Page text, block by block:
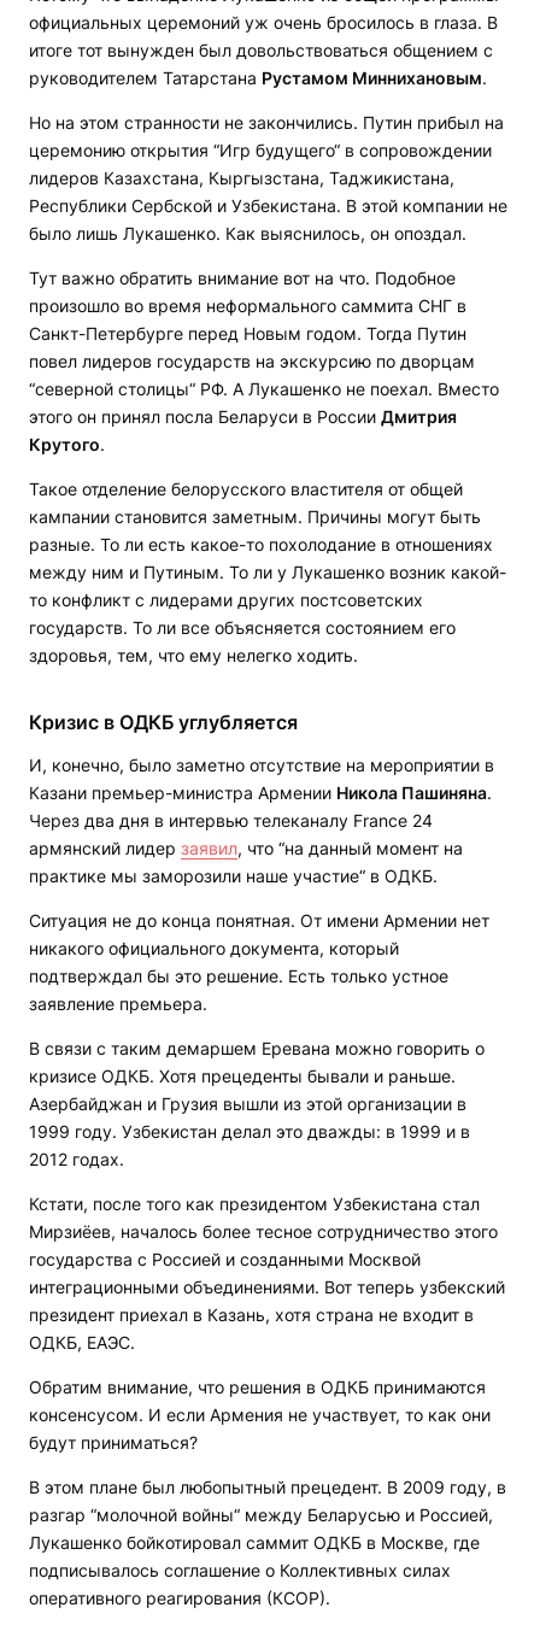
официальных церемоний уж очень бросилось в глаза. В
итоге тот вынужден был довольствоваться общением с
руководителем Татарстана Рустамом Миннихановым.
Но на этом странности не закончились. Путин прибыл на
церемонию открытия “Игр будущего“ в сопровождении
лидеров Казахстана, Кыргызстана, Таджикистана,
Республики Сербской и Узбекистана. В этой компании не
было лишь Лукашенко. Как выяснилось, он опоздал.
Тут важно обратить внимание вот на что. Подобное
произошло во время неформального саммита СНГ в
Санкт-Петербурге перед Новым годом. Тогда Путин
повел лидеров государств на экскурсию по дворцам
“северной столицы“ РФ. А Лукашенко не поехал. Вместо
этого он принял посла Беларуси в России Дмитрия
Крутого.
Такое отделение белорусского властителя от общей
кампании становится заметным. Причины могут быть
разные. То ли есть какое-то похолодание в отношениях
между ним и Путиным. То ли у Лукашенко возник какой-
то конфликт с лидерами других постсоветских
государств. То ли все объясняется состоянием его
здоровья, тем, что ему нелегко ходить.
Кризис в ОДКБ углубляется
И, конечно, было заметно отсутствие на мероприятии в
Казани премьер-министра Армении Никола Пашиняна.
Через два дня в интервью телеканалу France 24
армянский лидер заявил, что “на данный момент на
практике мы заморозили наше участие“ в ОДКБ.
Ситуация не до конца понятная. От имени Армении нет
никакого официального документа, который
подтверждал бы это решение. Есть только устное
заявление премьера.
В связи с таким демаршем Еревана можно говорить о
кризисе ОДКБ. Хотя прецеденты бывали и раньше.
Азербайджан и Грузия вышли из этой организации в
1999 году. Узбекистан делал это дважды: в 1999 и в
2012 годах.
Кстати, после того как президентом Узбекистана стал
Мирзиёев, началось более тесное сотрудничество этого
государства с Россией и созданными Москвой
интеграционными объединениями. Вот теперь узбекский
президент приехал в Казань, хотя страна не входит в
ОДКБ, ЕАЭС.
Обратим внимание, что решения в ОДКБ принимаются
консенсусом. И если Армения не участвует, то как они
будут приниматься?
В этом плане был любопытный прецедент. В 2009 году, в
разгар “молочной войны“ между Беларусью и Россией,
Лукашенко бойкотировал саммит ОДКБ в Москве, где
подписывалось соглашение о Коллективных силах
оперативного реагирования (КСОР).